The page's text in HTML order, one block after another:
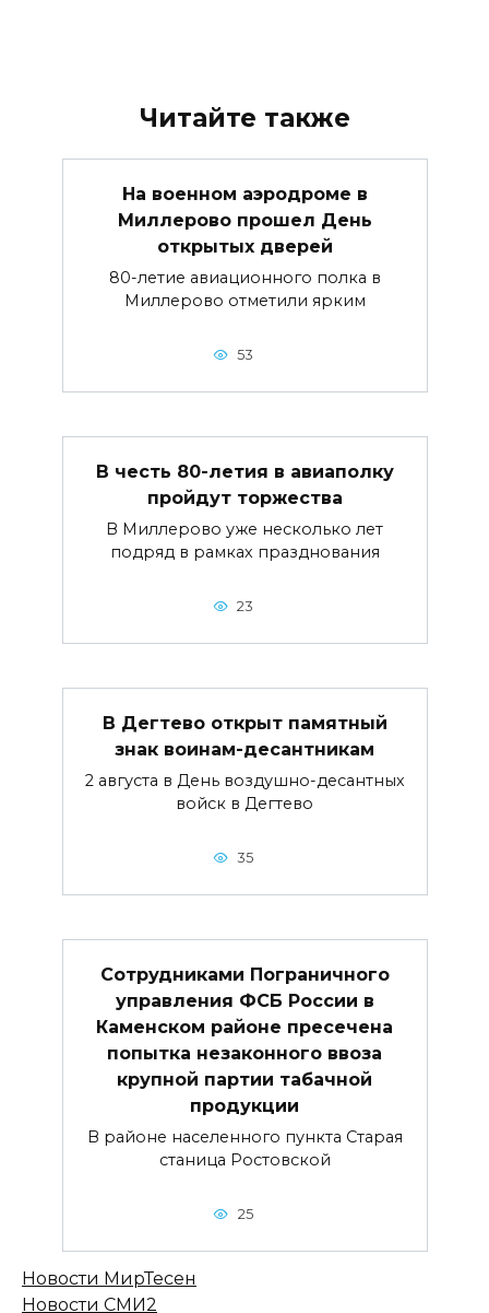
Читайте также
На военном аэродроме в
Миллерово прошел День
открытых дверей
80-летие авиационного полка в
Миллерово отметили ярким
53
В честь 80-летия в авиаполку
пройдут торжества
В Миллерово уже несколько лет
подряд в рамках празднования
23
В Дегтево открыт памятный
знак воинам-десантникам
2 августа в День воздушно-десантных
войск в Дегтево
35
Сотрудниками Пограничного
управления ФСБ России в
Каменском районе пресечена
попытка незаконного ввоза
крупной партии табачной
продукции
В районе населенного пункта Старая
станица Ростовской
25
Новости МирТесен
Новости СМИ2